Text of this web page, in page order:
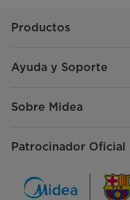
Productos
Ayuda y Soporte
Sobre Midea
Patrocinador Oficial